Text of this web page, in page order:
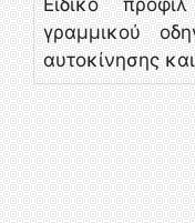
γραμμικού
αυτοκίνησης